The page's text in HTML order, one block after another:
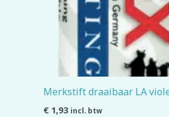
Merkstift draaibaar LA
€ 1,93 incl. btw